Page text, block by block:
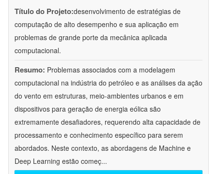
Título do Projeto:desenvolvimento de estratégias de
computação de alto desempenho e sua aplicação em
problemas de grande porte da mecânica aplicada
computacional.
Resumo: Problemas associados com a modelagem
computacional na indústria do petróleo e as análises da ação
do vento em estruturas, meio-ambientes urbanos e em
dispositivos para geração de energia eólica são
extremamente desafiadores, requerendo alta capacidade de
processamento e conhecimento específico para serem
abordados. Neste contexto, as abordagens de Machine e
Deep Learning estão começ...